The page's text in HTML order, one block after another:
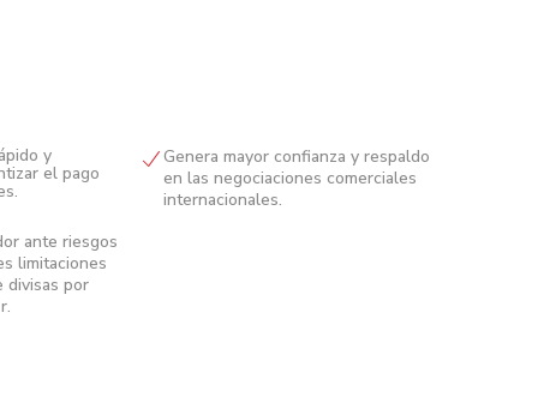
y
el pago
Genera mayor confianza y respaldo
en las negociaciones comerciales
internacionales.
ante riesgos
limitaciones
divisas por